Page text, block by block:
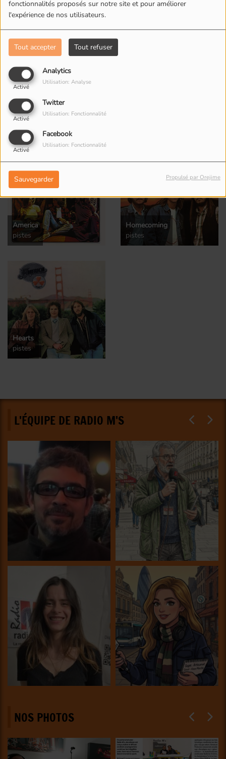
fonctionnalités proposés sur notre site et pour améliorer
l'expérience de nos utilisateurs.
Tout accepter Tout refuser
Analytics
Activé
Utilisation: Analyse
Twitter
Activé
Utilisation: Fonctionnalité
Facebook
Activé
Utilisation: Fonctionnalité
Sauvegarder Propulsé par Orejime
9
10 Don't Cross The River
Top Albums
America
pistes
Homecoming
pistes
Hearts
pistes
L'ÉQUIPE DE RADIO M'S
NOS PHOTOS